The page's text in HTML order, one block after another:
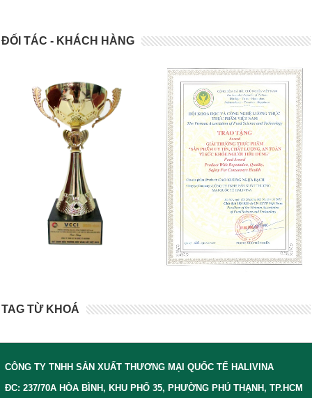
ĐỐI TÁC - KHÁCH HÀNG
TAG TỪ KHOÁ
CÔNG TY TNHH SẢN XUẤT THƯƠNG MẠI QUỐC TẾ HALIVINA
ĐC: 237/70A HÒA BÌNH, KHU PHỐ 35, PHƯỜNG PHÚ THẠNH, TP.HCM